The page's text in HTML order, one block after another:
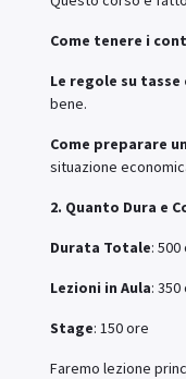
Come tenere i
Le regole su
bene.
Come preparare
situazione
2. Quanto Dura e
Durata Totale: 500
Lezioni in Aula: 350
Stage: 150 ore
Faremo lezione